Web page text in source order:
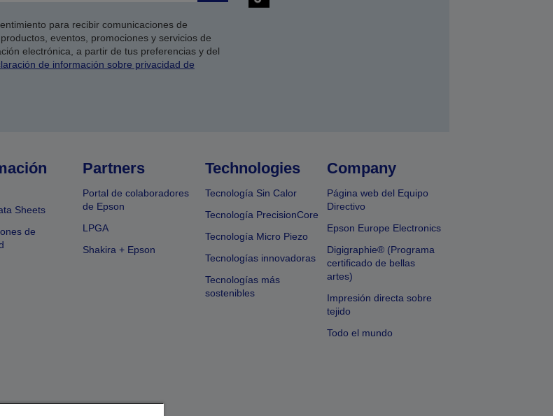
para recibir comunicaciones de
eventos, promociones y servicios de
electrónica, a partir de tus preferencias y del
de información sobre privacidad de
Sheets
de
Partners
Portal de colaboradores
de Epson
LPGA
Shakira + Epson
Technologies
Tecnología Sin Calor
Tecnología PrecisionCore
Tecnología Micro Piezo
Tecnologías innovadoras
Tecnologías más
sostenibles
Company
Página web del Equipo
Directivo
Epson Europe Electronics
Digigraphie® (Programa
certificado de bellas
artes)
Impresión directa sobre
tejido
Todo el mundo